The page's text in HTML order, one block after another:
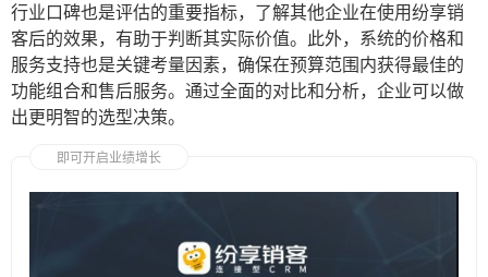
行业口碑也是评估的重要指标，了解其他企业在使用纷享销
客后的效果，有助于判断其实际价值。此外，系统的价格和
服务支持也是关键考量因素，确保在预算范围内获得最佳的
功能组合和售后服务。通过全面的对比和分析，企业可以做
出更明智的选型决策。
即可开启业绩增长